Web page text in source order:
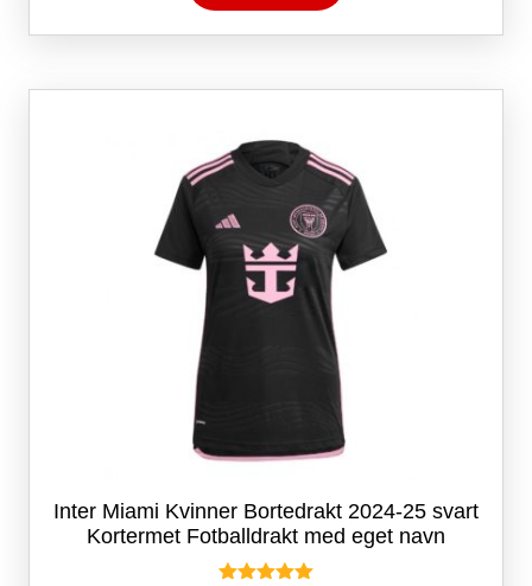
flere
Alternativene
på
produktsiden
Inter Miami Kvinner Bortedrakt 2024-25 svart
Kortermet Fotballdrakt med eget navn